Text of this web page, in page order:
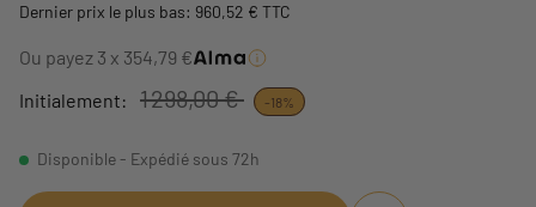
Dernier prix le plus bas: 960,52 € TTC
Ou payez 3 x 354,79 €
Initialement:
1 298,00 € -18%
Disponible - Expédié sous 72h